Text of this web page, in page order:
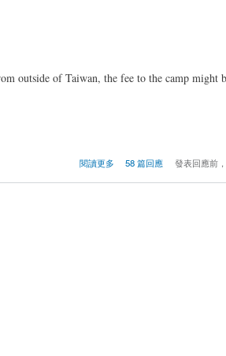
outside of Taiwan, the fee to the camp might
閱讀更多 58 篇回應 發表回應前